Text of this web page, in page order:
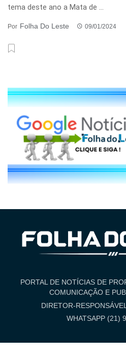
tema deste ano a Mata de ...
Por Folha Do Leste 09/01/2024
PORTAL DE NOTÍCIAS DE
COMUNICAÇÃO E
DIRETOR-
WHATSAPP (21)